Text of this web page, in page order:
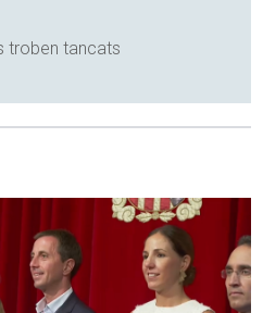
troben tancats